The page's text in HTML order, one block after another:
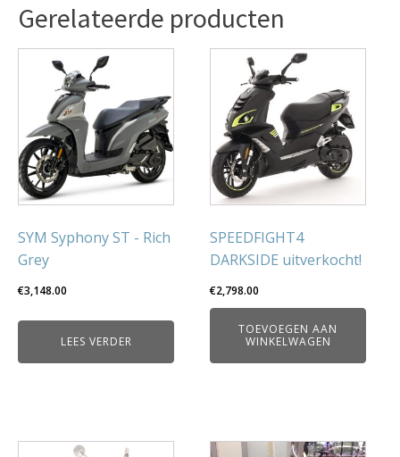
VERKOCHT
aantal
Gerelateerde producten
SYM Syphony ST - Rich
Grey
€3,148.00
LEES VERDER
SPEEDFIGHT4
DARKSIDE uitverkocht!
€2,798.00
TOEVOEGEN AAN
WINKELWAGEN